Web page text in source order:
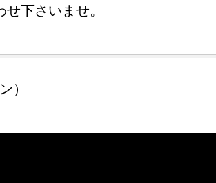
下さいませ。
）